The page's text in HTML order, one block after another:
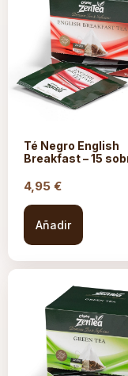
Té Negro English
Breakfast – 15
4,95 €
Añadir